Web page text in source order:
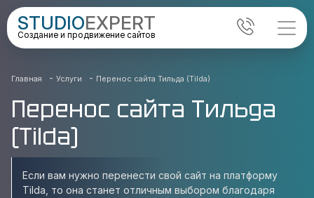
STUDIOEXPERT
Создание и продвижение сайтов
Главная - Услуги - Перенос сайта Тильда (Tilda)
Перенос сайта Тильда
(Tilda)
Если вам нужно перенести свой сайт на платформу
Tilda, то она станет отличным выбором благодаря